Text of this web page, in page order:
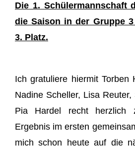
Die 1. Schülermannschaft
die Saison in der Gruppe
3. Platz.
Ich gratuliere hiermit Torben
Nadine Scheller, Lisa Reuter,
Pia Hardel recht herzlich
Ergebnis im ersten
mich schon heute auf die